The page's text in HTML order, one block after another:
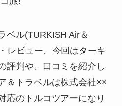
ベル(TURKISH Air＆
レビュー。今回はターキ
評判や、口コミを紹介し
＆トラベルは株式会社××
応のトルコツアーになり